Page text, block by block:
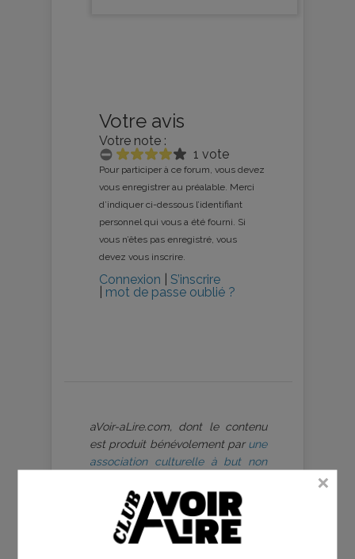
Votre avis
Votre note :
1 vote
Pour participer à ce forum, vous devez
vous enregistrer au préalable. Merci
d’indiquer ci-dessous l’identifiant
personnel qui vous a été fourni. Si
vous n’êtes pas enregistré, vous
devez vous inscrire.
Connexion
S’inscrire
mot de passe oublié ?
aVoir-aLire.com, dont le contenu
est produit bénévolement par une
association culturelle à but non
d’auteur et s’est toujours engagé à
être rigoureux sur ce point, dans
le respect du travail des artistes
que nous cherchons à valoriser.